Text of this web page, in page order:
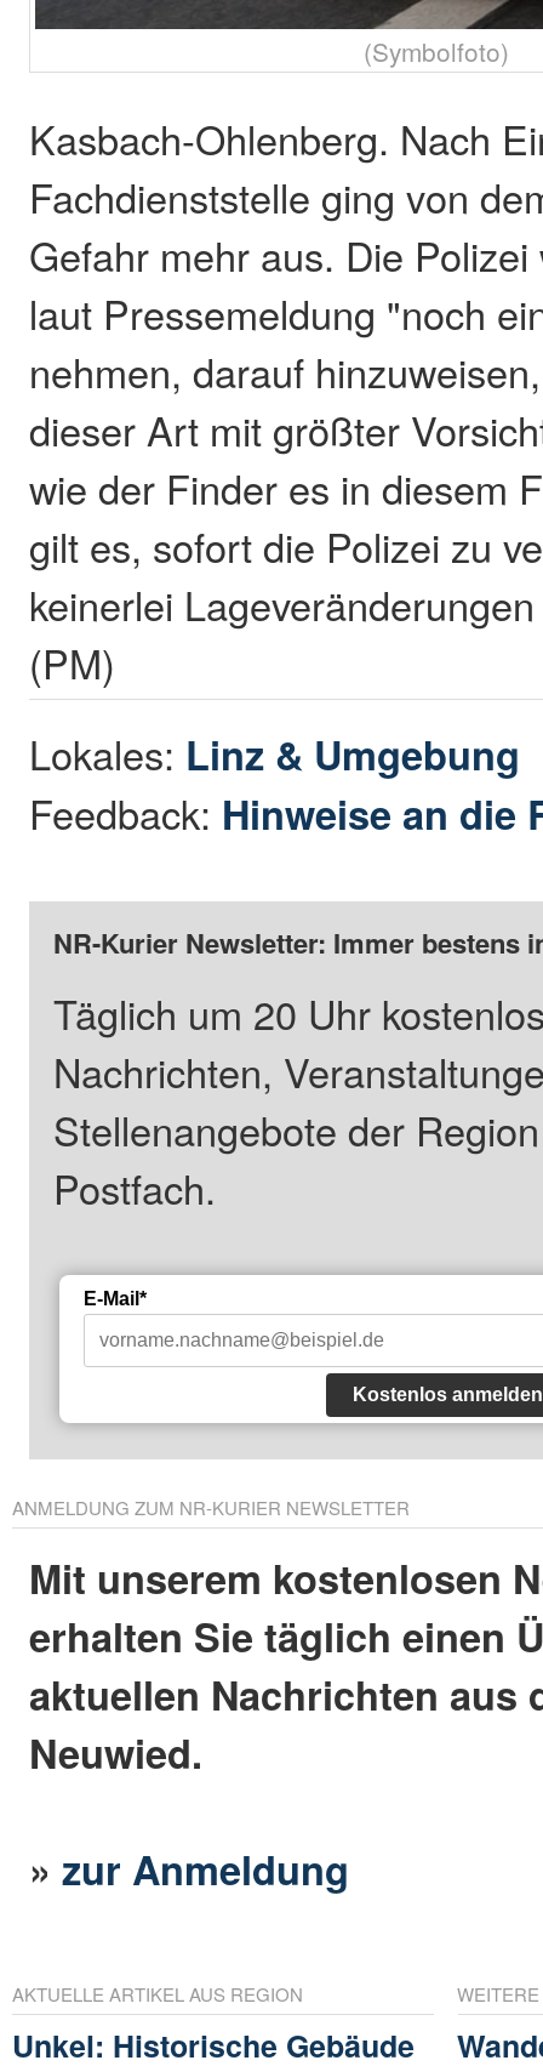
(Symbolfoto)
Kasbach-Ohlenberg. Nach
Fachdienststelle ging von
Gefahr mehr aus. Die
laut Pressemeldung "noch
nehmen, darauf
dieser Art mit größter
wie der Finder es in diesem
gilt es, sofort die Polizei zu
keinerlei
(PM)
Lokales: Linz & Umgebung
Feedback: Hinweise an die
NR-Kurier Newsletter: Immer bestens
Täglich um 20 Uhr
Nachrichten,
Stellenangebote der
Postfach.
E-Mail*
Kostenlos anmelden
ANMELDUNG ZUM NR-KURIER NEWSLETTER
Mit unserem kostenlosen
erhalten Sie täglich einen
aktuellen Nachrichten aus
Neuwied.
»zur Anmeldung
AKTUELLE ARTIKEL AUS REGION
Unkel: Historische Gebäude